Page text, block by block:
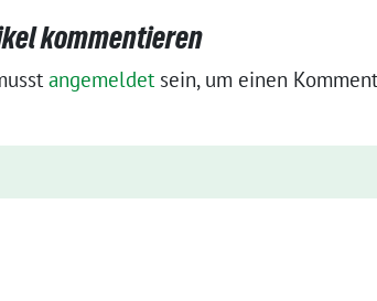
kommentieren
angemeldet sein, um einen